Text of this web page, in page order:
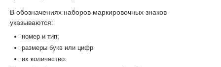
В обозначениях наборов маркировочных знаков
указываются:
номер и тип;
размеры букв или цифр
их количество.